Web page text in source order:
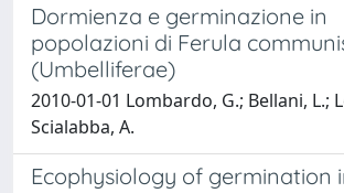
Dormienza e germinazione in
popolazioni di Ferula
(Umbelliferae)
2010-01-01 Lombardo, G.; Bellani, L.;
Scialabba, A.
Ecophysiology of germination